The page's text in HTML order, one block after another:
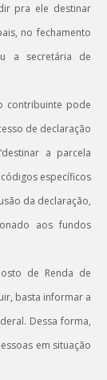
pra ele destinar
no fechamento
a secretária de
contribuinte pode
de declaração
a parcela
específicos
da declaração,
aos fundos
de Renda de
basta informar a
Dessa forma,
em situação